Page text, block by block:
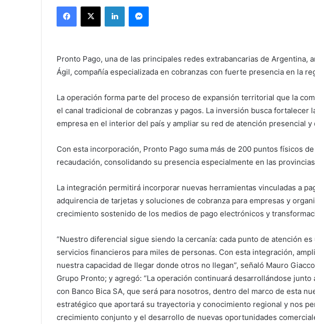
X LinkedIn
Pronto Pago, una de las principales redes extrabancarias de Argentina,
Ágil, compañía especializada en cobranzas con fuerte presencia en la
La operación forma parte del proceso de expansión territorial que la
el canal tradicional de cobranzas y pagos. La inversión busca fortalecer
empresa en el interior del país y ampliar su red de atención presencial y
Con esta incorporación, Pronto Pago suma más de 200 puntos físicos
recaudación, consolidando su presencia especialmente en las
La integración permitirá incorporar nuevas herramientas vinculadas a
adquirencia de tarjetas y soluciones de cobranza para empresas y
crecimiento sostenido de los medios de pago electrónicos y
“Nuestro diferencial sigue siendo la cercanía: cada punto de atención
servicios financieros para miles de personas. Con esta integración,
nuestra capacidad de llegar donde otros no llegan”, señaló Mauro
Grupo Pronto; y agregó: “La operación continuará desarrollándose
con Banco Bica SA, que será para nosotros, dentro del marco de esta
estratégico que aportará su trayectoria y conocimiento regional y nos
crecimiento conjunto y el desarrollo de nuevas oportunidades